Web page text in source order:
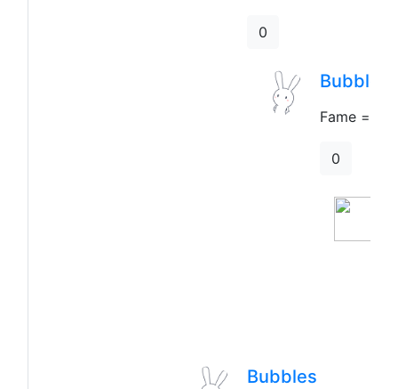
0
Bubbles
Fame =
0
Bubbles